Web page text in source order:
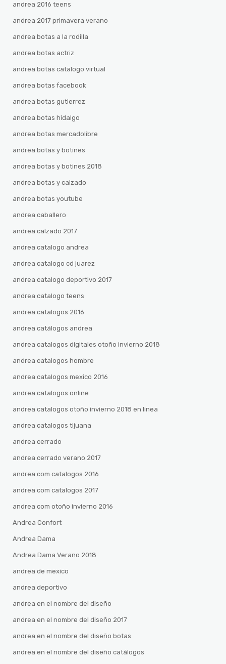
andrea 2016 teens
andrea 2017 primavera verano
andrea botas a la rodilla
andrea botas actriz
andrea botas catalogo virtual
andrea botas facebook
andrea botas gutierrez
andrea botas hidalgo
andrea botas mercadolibre
andrea botas y botines
andrea botas y botines 2018
andrea botas y calzado
andrea botas youtube
andrea caballero
andrea calzado 2017
andrea catalogo andrea
andrea catalogo cd juarez
andrea catalogo deportivo 2017
andrea catalogo teens
andrea catalogos 2016
andrea catálogos andrea
andrea catalogos digitales otoño invierno 2018
andrea catalogos hombre
andrea catalogos mexico 2016
andrea catalogos online
andrea catalogos otoño invierno 2018 en linea
andrea catalogos tijuana
andrea cerrado
andrea cerrado verano 2017
andrea com catalogos 2016
andrea com catalogos 2017
andrea com otoño invierno 2016
Andrea Confort
Andrea Dama
Andrea Dama Verano 2018
andrea de mexico
andrea deportivo
andrea en el nombre del diseño
andrea en el nombre del diseño 2017
andrea en el nombre del diseño botas
andrea en el nombre del diseño catálogos